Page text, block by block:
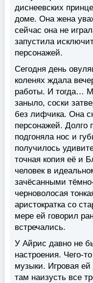
диснеевских
доме. Она жена
сейчас она не
запустила
персонажей.
Сегодня день
коленях ждала
работы. И тогда…
заныло, соски
без лифчика. Она
персонажей. Долго
подгоняла нос и
получилось
точная копия её и
человек в
зачёсанными
черноволосая
аристократка со
мере ей говорил
встречались.
У Айрис давно не
настроения. Чего-
музыки. Игровая
там наизусть все